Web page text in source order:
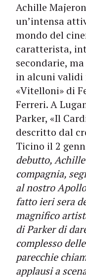
Achille
un’intensa
mondo del
caratterista,
secondarie,
in alcuni validi
«Vitelloni» di
Ferreri. A
Parker, «Il
descritto dal
Ticino il 2
debutto,
compagnia,
al nostro
fatto ieri sera
magnifico
di Parker di
complesso
parecchie
applausi a